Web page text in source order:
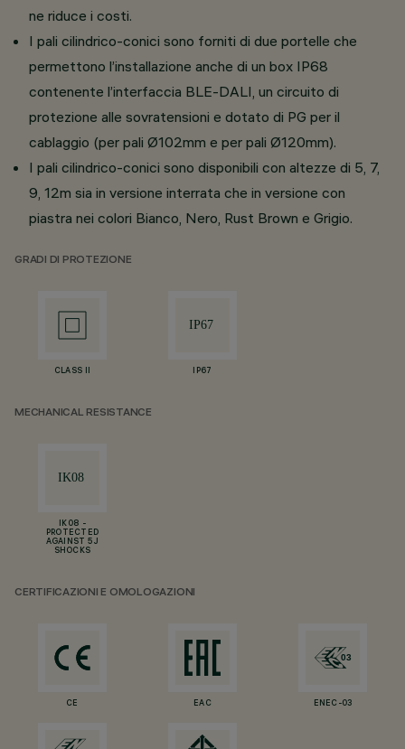
ne riduce i costi.
I pali cilindrico-conici sono forniti di due portelle che
permettono l’installazione anche di un box IP68
contenente l’interfaccia BLE-DALI, un circuito di
protezione alle sovratensioni e dotato di PG per il
cablaggio (per pali Ø102mm e per pali Ø120mm).
I pali cilindrico-conici sono disponibili con altezze di 5, 7,
9, 12m sia in versione interrata che in versione con
piastra nei colori Bianco, Nero, Rust Brown e Grigio.
GRADI DI PROTEZIONE
CLASS II IP67
MECHANICAL RESISTANCE
IK08 -
PROTECTED
AGAINST 5 J
SHOCKS
CERTIFICAZIONI E OMOLOGAZIONI
CE EAC ENEC-03